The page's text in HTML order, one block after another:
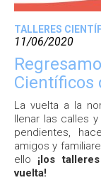
TALLERES
11/06/2020
Científicos
La vuelta a la
llenar las calles
pendientes,
amigos y
ello ¡los
vuelta!